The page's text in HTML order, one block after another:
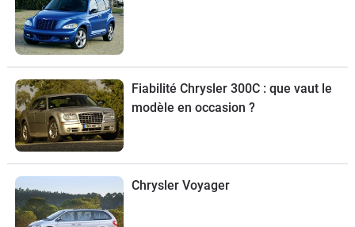
Fiabilité Chrysler 300C : que vaut le
modèle en occasion ?
Chrysler Voyager